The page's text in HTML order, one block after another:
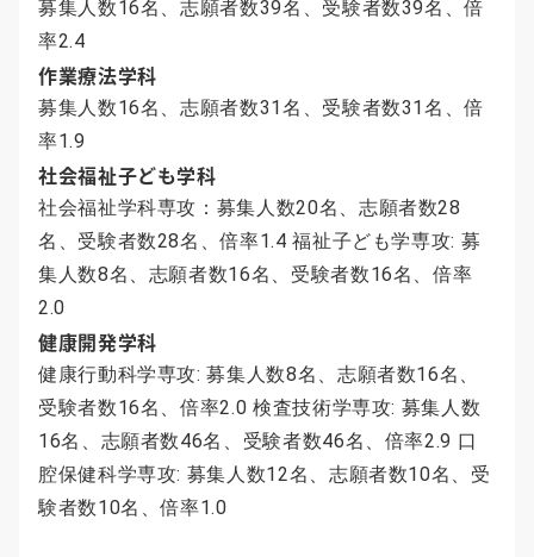
募集人数16名、志願者数39名、受験者数39名、倍
率2.4
作業療法学科
募集人数16名、志願者数31名、受験者数31名、倍
率1.9
社会福祉子ども学科
社会福祉学科専攻：募集人数20名、志願者数28
名、受験者数28名、倍率1.4 福祉子ども学専攻: 募
集人数8名、志願者数16名、受験者数16名、倍率
2.0
健康開発学科
健康行動科学専攻: 募集人数8名、志願者数16名、
受験者数16名、倍率2.0 検査技術学専攻: 募集人数
16名、志願者数46名、受験者数46名、倍率2.9 口
腔保健科学専攻: 募集人数12名、志願者数10名、受
験者数10名、倍率1.0